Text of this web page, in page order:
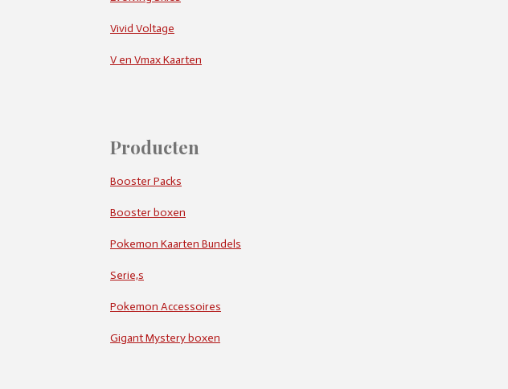
Vivid Voltage
V en Vmax Kaarten
Producten
Booster Packs
Booster boxen
Pokemon Kaarten Bundels
Serie,s
Pokemon Accessoires
Gigant Mystery boxen